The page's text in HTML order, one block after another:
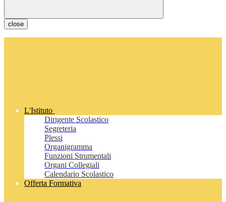
close
L'Istituto
Dirigente Scolastico
Segreteria
Plessi
Organigramma
Funzioni Strumentali
Organi Collegiali
Calendario Scolastico
Offerta Formativa